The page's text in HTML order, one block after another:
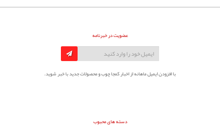
عضویت در خبرنامه
با افزودن ایمیل ماهانه از اخبار کمجا چوب و محصولات جدید با خبر شوید.
دسته های محبوب